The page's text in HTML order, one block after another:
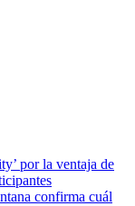
por la ventaja de
confirma cuál